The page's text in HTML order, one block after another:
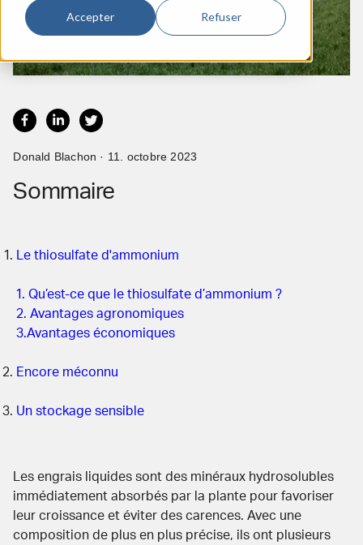
Accepter Refuser
Donald Blachon · 11. octobre 2023
Sommaire
Le thiosulfate d'ammonium
1. Qu’est-ce que le thiosulfate d’ammonium ?
2. Avantages agronomiques
3.Avantages économiques
Encore méconnu
Un stockage sensible
Les engrais liquides sont des minéraux hydrosolubles
immédiatement absorbés par la plante pour favoriser
leur croissance et éviter des carences. Avec une
composition de plus en plus précise, ils ont plusieurs